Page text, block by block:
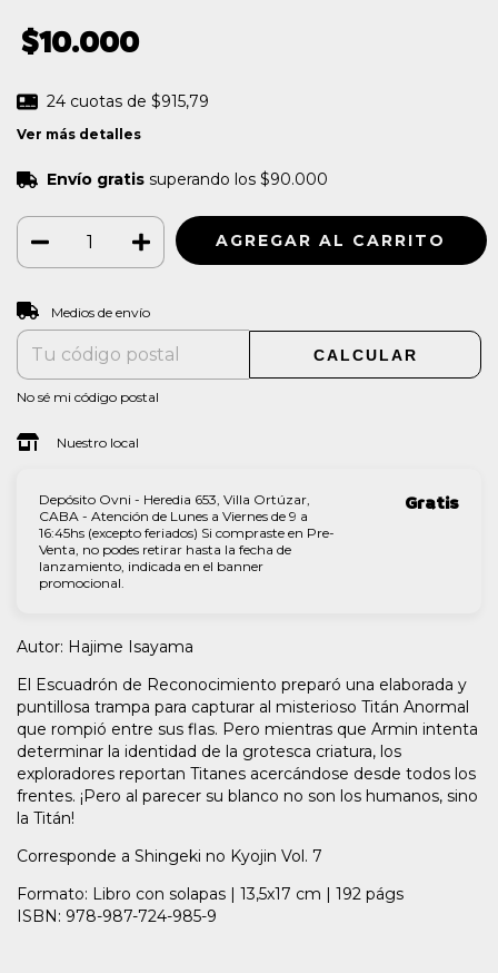
$10.000
24 cuotas de $915,79
Ver más detalles
Envío gratis superando los $90.000
Entregas para el CP:
Medios de envío
CALCULAR
No sé mi código postal
Nuestro local
Depósito Ovni - Heredia 653, Villa Ortúzar,
CABA - Atención de Lunes a Viernes de 9 a
16:45hs (excepto feriados) Si compraste en Pre-
Venta, no podes retirar hasta la fecha de
lanzamiento, indicada en el banner
promocional.
Gratis
Autor: Hajime Isayama
El Escuadrón de Reconocimiento preparó una elaborada y
puntillosa trampa para capturar al misterioso Titán Anormal
que rompió entre sus flas. Pero mientras que Armin intenta
determinar la identidad de la grotesca criatura, los
exploradores reportan Titanes acercándose desde todos los
frentes. ¡Pero al parecer su blanco no son los humanos, sino
la Titán!
Corresponde a Shingeki no Kyojin Vol. 7
Formato: Libro con solapas | 13,5x17 cm | 192 págs
ISBN: 978-987-724-985-9